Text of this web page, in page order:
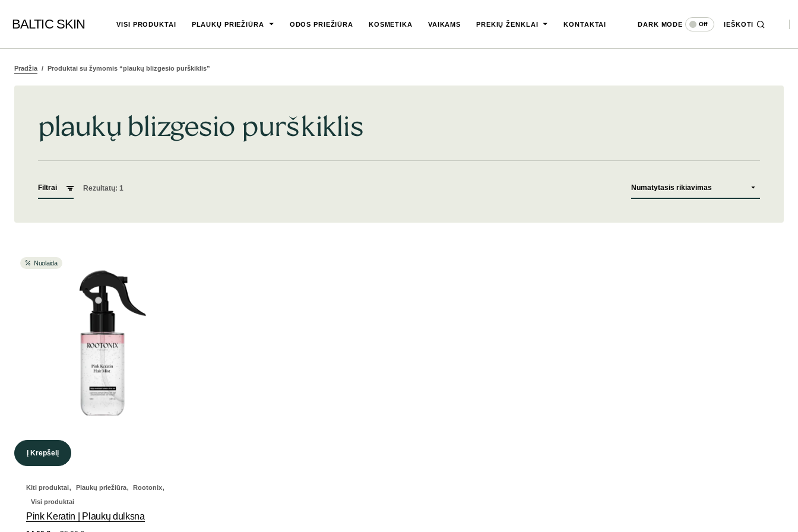
BALTIC SKIN VISI PRODUKTAI PLAUKŲ PRIEŽIŪRA ODOS PRIEŽIŪRA KOSMETIKA VAIKAMS PREKIŲ ŽENKLAI KONTAKTAI DARK MODE Off IEŠKOTI
Pradžia Produktai su žymomis “plaukų blizgesio purškiklis”
plaukų blizgesio purškiklis
Filtrai Rezultatų: 1
Nuolaida
Į Krepšelį
Kiti produktai, Plaukų priežiūra, Rootonix,
Visi produktai
Pink Keratin | Plaukų dulksna